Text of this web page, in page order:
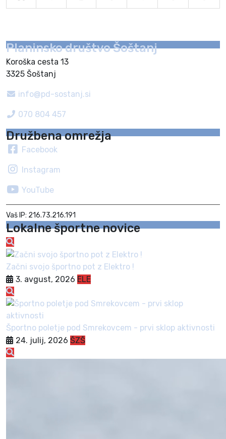
Planinsko društvo Šoštanj
Koroška cesta 13
3325 Šoštanj
info@pd-sostanj.si
070 804 457
Družbena omrežja
Facebook
Instagram
YouTube
Vaš IP: 216.73.216.191
Lokalne športne novice
Začni svojo športno pot z Elektro !
3. avgust, 2026 ELE
Športno poletje pod Smrekovcem - prvi sklop aktivnosti
24. julij, 2026 ŠZŠ